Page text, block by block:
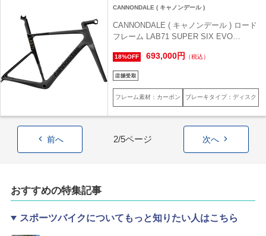
CANNONDALE ( キャノンデール )
CANNONDALE ( キャノンデール ) ロード
フレーム LAB71 SUPER SIX EVO
エヴォ フレームセット ) Black ( ブラック
) 54 (身長目安175cm前後)
18%OFF 693,000円 （税込）
フレーム素材：カーボン ブレーキタイプ：ディスク
前へ 2/5ページ 次へ
おすすめの特集記事
スポーツバイクについてもっと知りたい人はこちら